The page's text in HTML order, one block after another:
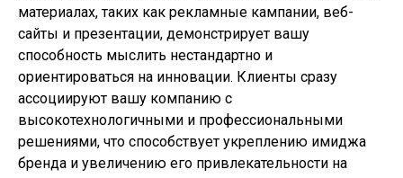
материалах, таких как рекламные кампании, веб-
сайты и презентации, демонстрирует вашу
способность мыслить нестандартно и
ориентироваться на инновации. Клиенты сразу
ассоциируют вашу компанию с
высокотехнологичными и профессиональными
решениями, что способствует укреплению имиджа
бренда и увеличению его привлекательности на